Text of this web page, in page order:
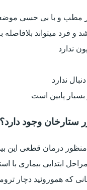
مطب و با بی حسی
فرد میتواند بلافاصله
ندارد
ندارد
پایین است
ستارخان وجود دارد؟
درمان قطعی این
ابتدایی بیماری با
که هموروئید دچار